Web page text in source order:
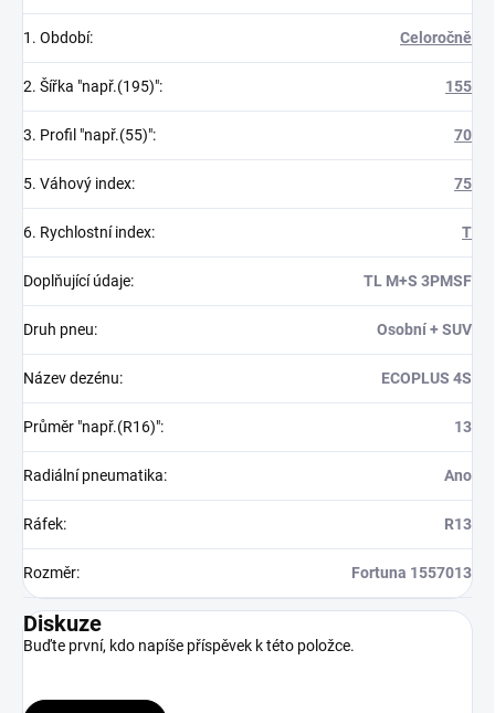
1. Období: Celoročně
2. Šířka "např.(195)": 155
3. Profil "např.(55)": 70
5. Váhový index: 75
6. Rychlostní index: T
Doplňující údaje: TL M+S 3PMSF
Druh pneu: Osobní + SUV
Název dezénu: ECOPLUS 4S
Průměr "např.(R16)": 13
Radiální pneumatika: Ano
Ráfek: R13
Rozměr: Fortuna 1557013
Diskuze
Buďte první, kdo napíše příspěvek k této položce.